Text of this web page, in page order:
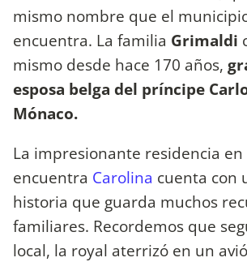
mismo nombre que el
encuentra. La familia Grimaldi
mismo desde hace 170 años,
esposa belga del príncipe
Mónaco.
La impresionante residencia en
encuentra Carolina cuenta con
historia que guarda muchos
familiares. Recordemos que
local, la royal aterrizó en un